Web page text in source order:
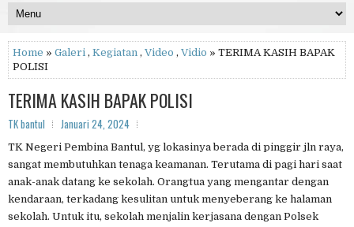
Home » Galeri , Kegiatan , Video , Vidio » TERIMA KASIH BAPAK
POLISI
TERIMA KASIH BAPAK POLISI
TK bantul Januari 24, 2024
TK Negeri Pembina Bantul, yg lokasinya berada di pinggir jln raya,
sangat membutuhkan tenaga keamanan. Terutama di pagi hari saat
anak-anak datang ke sekolah. Orangtua yang mengantar dengan
kendaraan, terkadang kesulitan untuk menyeberang ke halaman
sekolah. Untuk itu, sekolah menjalin kerjasana dengan Polsek